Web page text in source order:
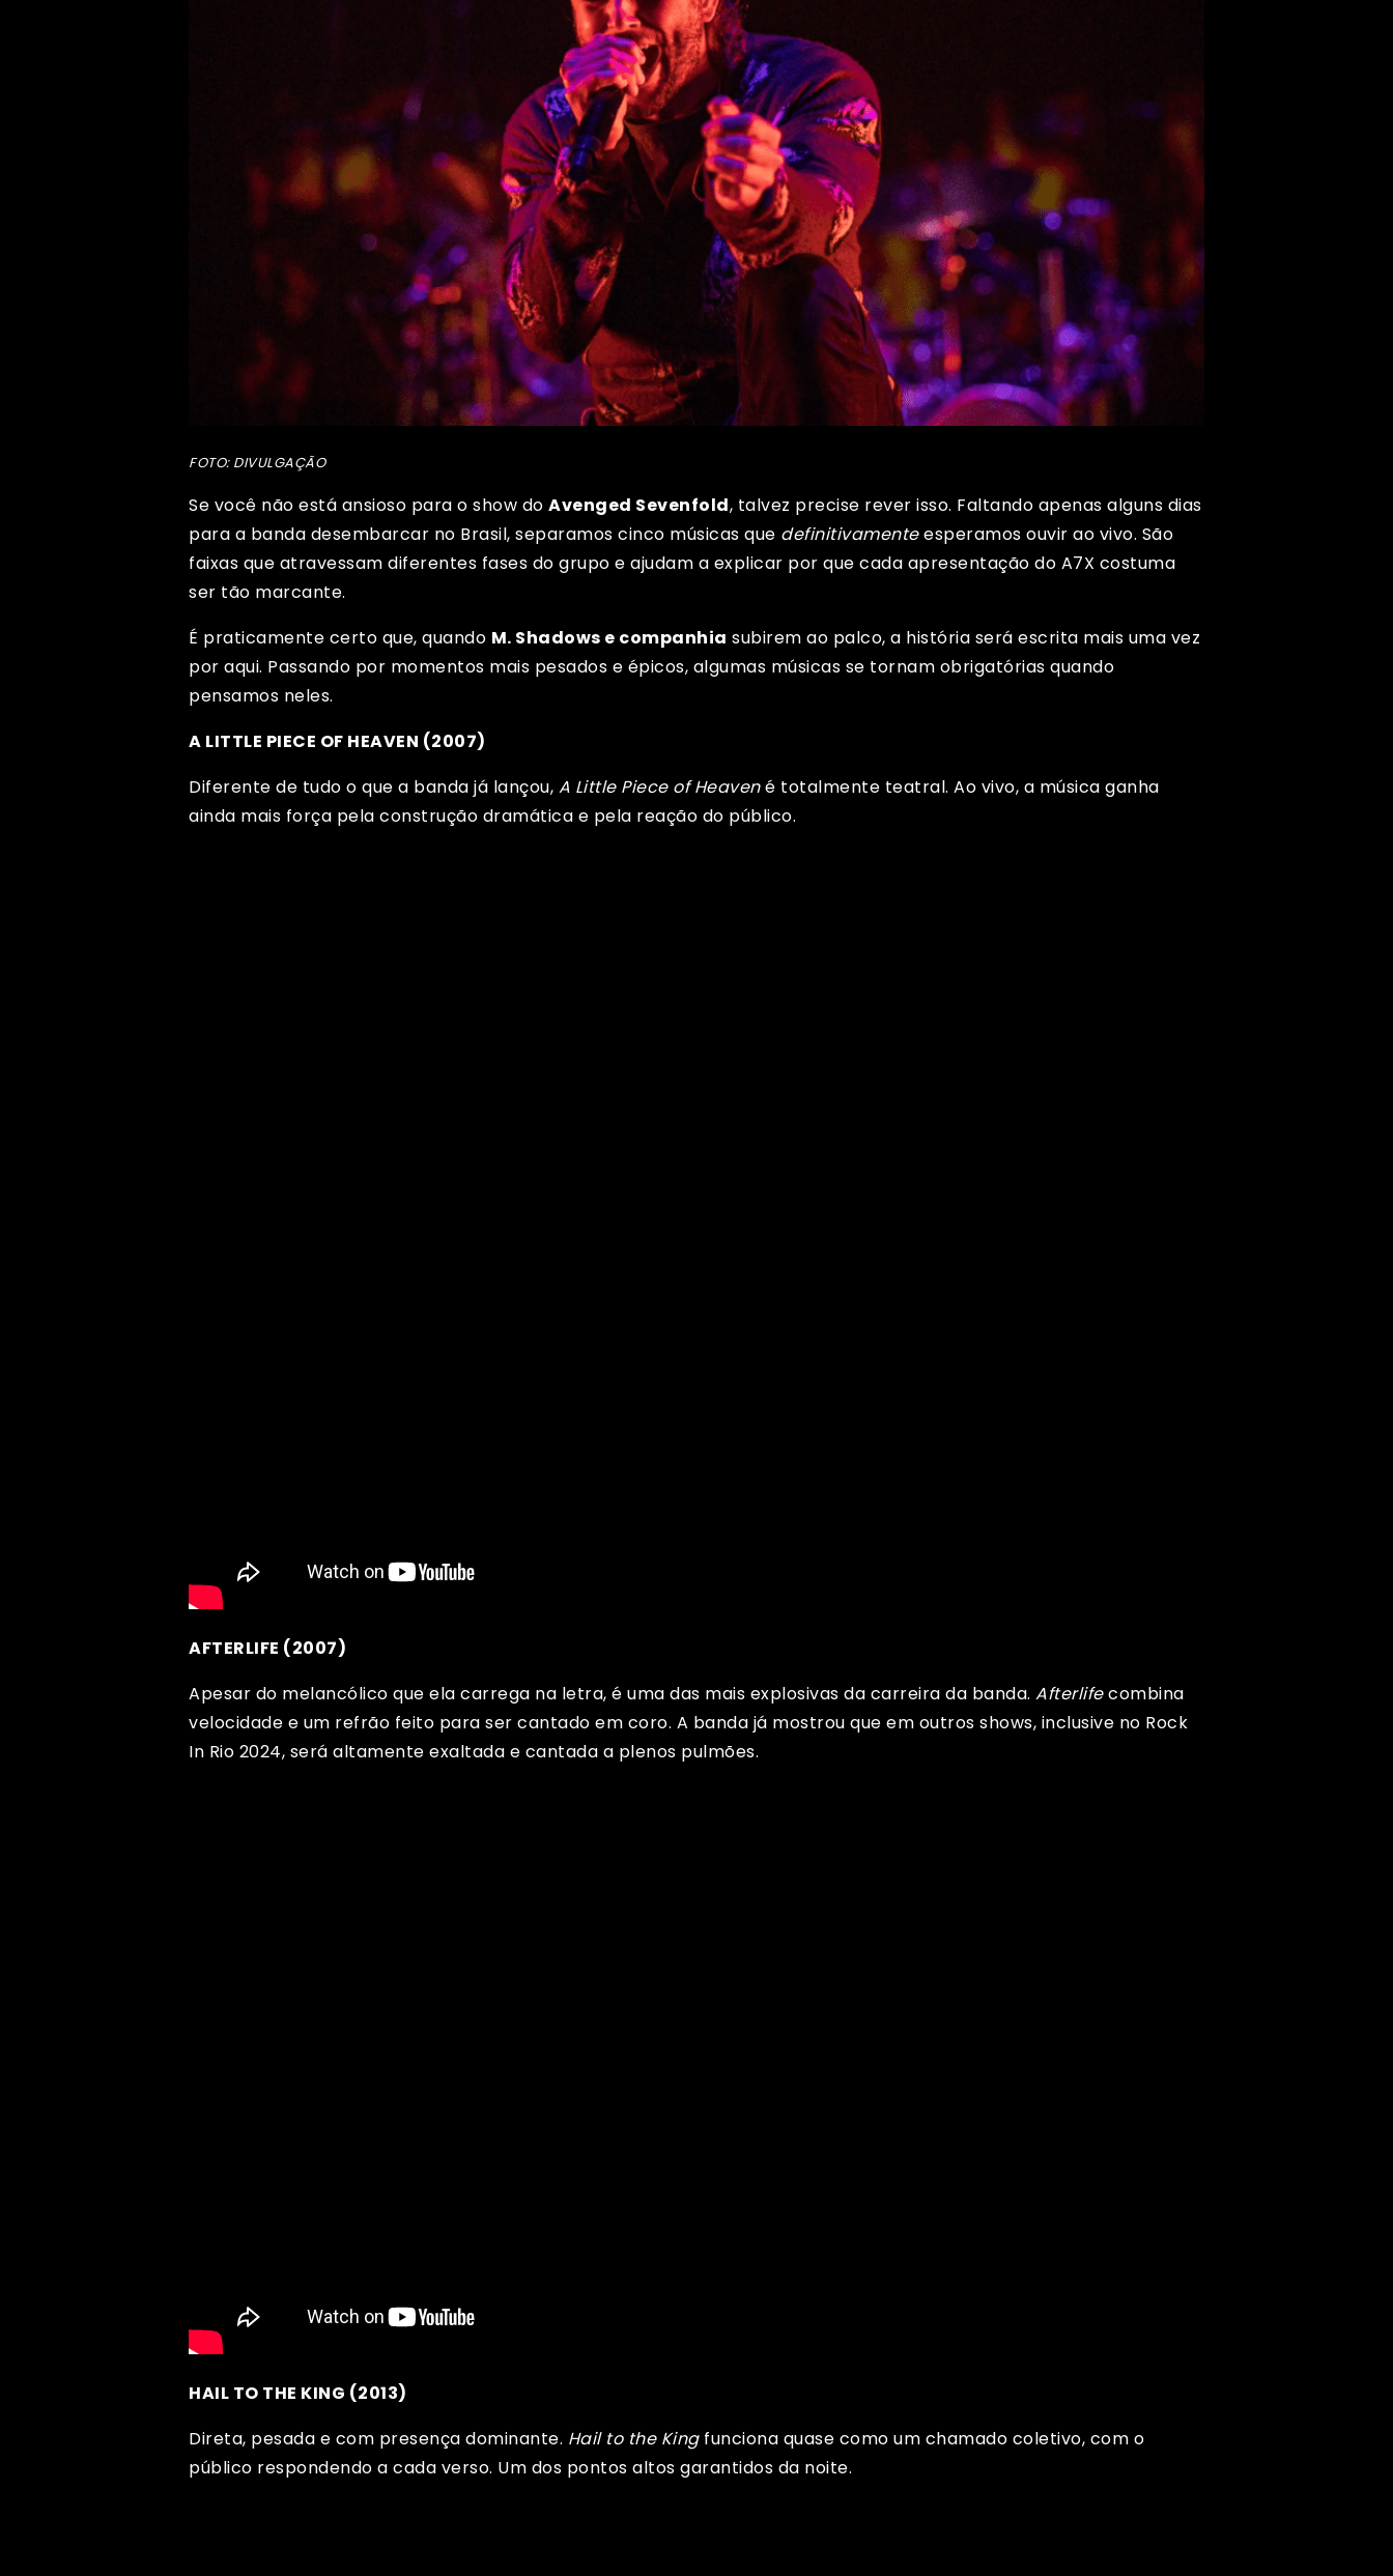
FOTO: DIVULGAÇÃO
Se você não está ansioso para o show do Avenged Sevenfold, talvez precise rever isso. Faltando apenas alguns dias
para a banda desembarcar no Brasil, separamos cinco músicas que definitivamenteesperamos ouvir ao vivo. São
faixas que atravessam diferentes fases do grupo e ajudam a explicar por que cada apresentação do A7X costuma
ser tão marcante.
É praticamente certo que, quando M. Shadows e companhia subirem ao palco, a história será escrita mais uma vez
por aqui. Passando por momentos mais pesados e épicos, algumas músicas se tornam obrigatórias quando
pensamos neles.
A LITTLE PIECE OF HEAVEN (2007)
Diferente de tudo o que a banda já lançou, A Little Piece of Heavené totalmente teatral. Ao vivo, a música ganha
ainda mais força pela construção dramática e pela reação do público.
AFTERLIFE (2007)
Apesar do melancólico que ela carrega na letra, é uma das mais explosivas da carreira da banda. Afterlifecombina
velocidade e um refrão feito para ser cantado em coro. A banda já mostrou que em outros shows, inclusive no Rock
In Rio 2024, será altamente exaltada e cantada a plenos pulmões.
HAIL TO THE KING (2013)
Direta, pesada e com presença dominante. Hail to the Kingfunciona quase como um chamado coletivo, com o
público respondendo a cada verso. Um dos pontos altos garantidos da noite.